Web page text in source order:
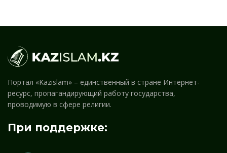
Портал «Kazislam» – единственный в стране Интернет-
ресурс, пропагандирующий работу государства,
проводимую в сфере религии.
При поддержке: